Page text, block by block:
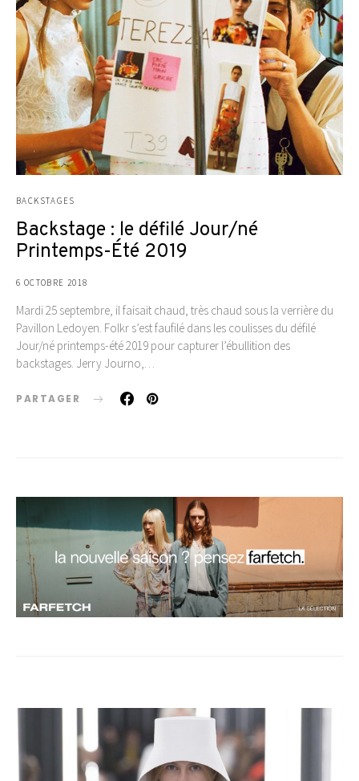
BACKSTAGES
Backstage : le défilé Jour/né
Printemps-Été 2019
6 OCTOBRE 2018
Mardi 25 septembre, il faisait chaud, très chaud sous la verrière du
Pavillon Ledoyen. Folkr s’est faufilé dans les coulisses du défilé
Jour/né printemps-été 2019 pour capturer l’ébullition des
backstages. Jerry Journo,…
PARTAGER